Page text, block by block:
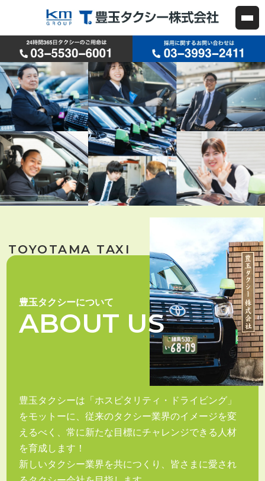
練馬区・中野区のタクシー会
TOYOTAMA TAXI
豊玉タクシーについて
ABOUT US
豊玉タクシーは「ホスピタリティ・ドライビング」
をモットーに、従来のタクシー業界のイメージを変
えるべく、常に新たな目標にチャレンジできる人材
を育成します！
新しいタクシー業界を共につくり、皆さまに愛され